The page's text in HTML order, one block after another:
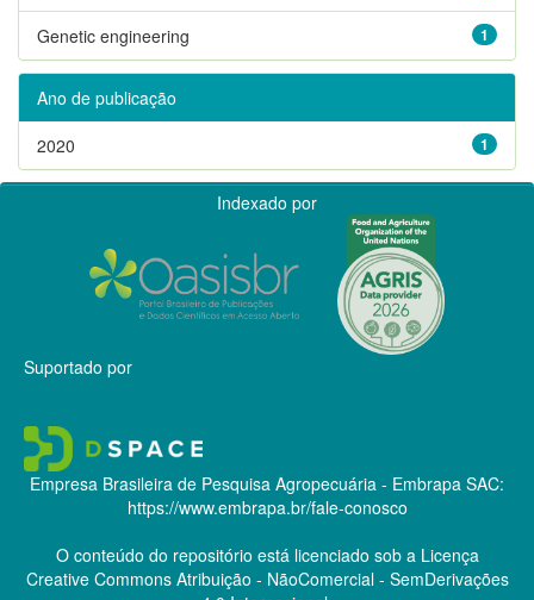
1
Genetic engineering
Ano de publicação
1
2020
Indexado por
Suportado por
Empresa Brasileira de Pesquisa Agropecuária - Embrapa SAC:
https://www.embrapa.br/fale-conosco
O conteúdo do repositório está licenciado sob a Licença
Creative CommonsAtribuição - NãoComercial - SemDerivações